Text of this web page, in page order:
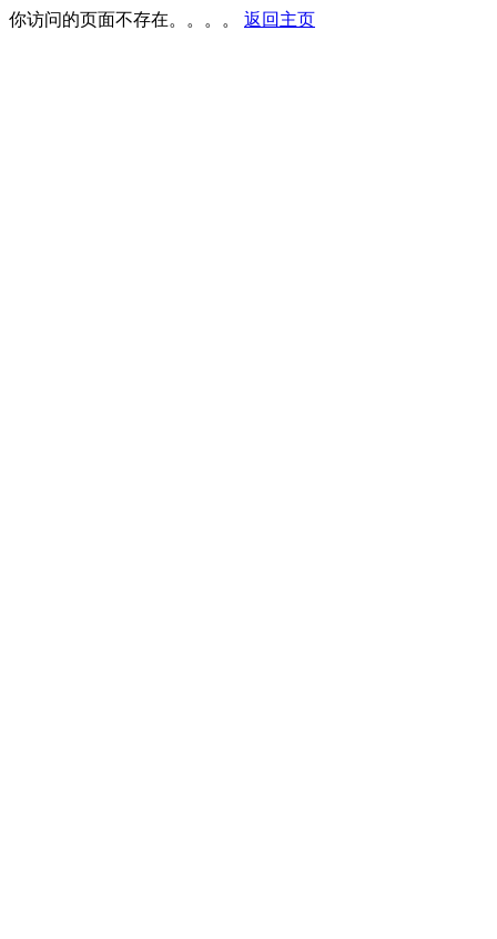
你访问的页面不存在。。。。 返回主页